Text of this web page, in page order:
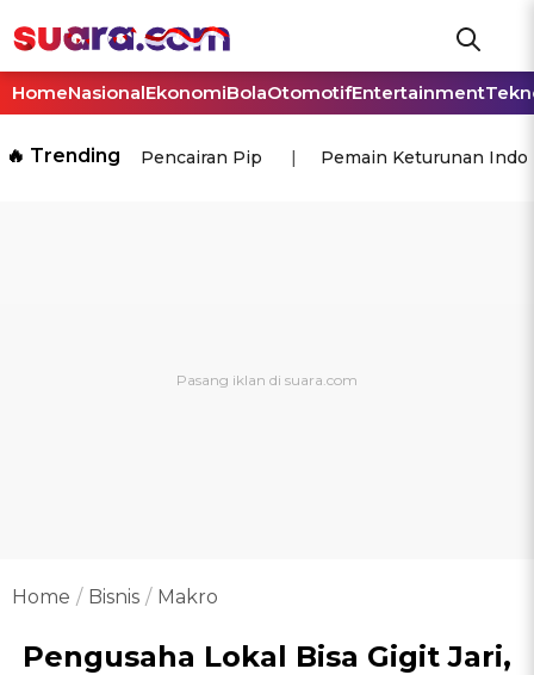
HomeNasionalEkonomiBolaOtomotifEntertainment
🔥 Trending Pencairan Pip Pemain Keturunan
Home Bisnis Makro
Pengusaha Lokal Bisa Gigit Jari,